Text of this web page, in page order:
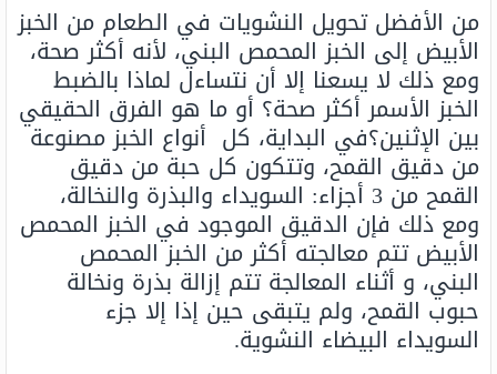
من الأفضل تحويل النشويات في الطعام من الخبز
الأبيض إلى الخبز المحمص البني، لأنه أكثر صحة،
ومع ذلك لا يسعنا إلا أن نتساءل لماذا بالضبط
الخبز الأسمر أكثر صحة؟ أو ما هو الفرق الحقيقي
بين الإثنين؟في البداية، كل أنواع الخبز مصنوعة
من دقيق القمح، وتتكون كل حبة من دقيق
القمح من 3 أجزاء: السويداء والبذرة والنخالة،
ومع ذلك فإن الدقيق الموجود في الخبز المحمص
الأبيض تتم معالجته أكثر من الخبز المحمص
البني، و أثناء المعالجة تتم إزالة بذرة ونخالة
حبوب القمح، ولم يتبقى حين إذا إلا جزء
السويداء البيضاء النشوية.